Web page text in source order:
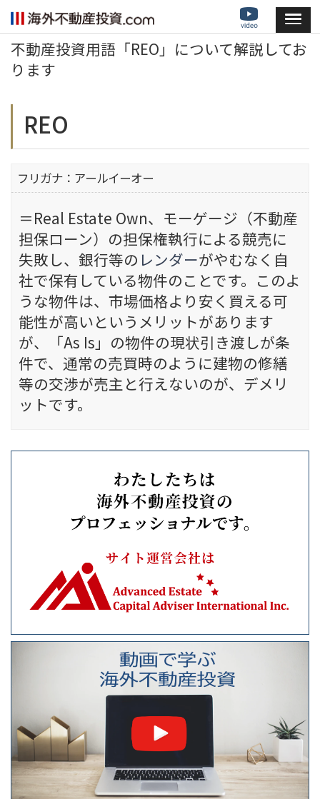
不動産投資用語「REO」について解説してお
ります
REO
フリガナ：アールイーオー
＝Real Estate Own、モーゲージ（不動産
担保ローン）の担保権執行による競売に
失敗し、銀行等の レンダーがやむなく自
社で保有している物件のことです。このよ
うな物件は、市場価格より安く買える可
能性が高いというメリットがあります
が、「As Is」の物件の現状引き渡しが条
件で、通常の売買時のように建物の修繕
等の交渉が売主と行えないのが、デメリ
ットです。